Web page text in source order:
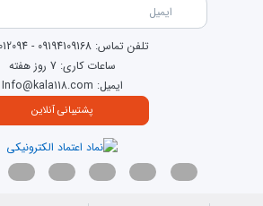
پشتیبانی آنلاین
تلفن تماس:09194109168
-
ساعات کاری: 7 روز هفته
ایمیل: Info@kala118.com